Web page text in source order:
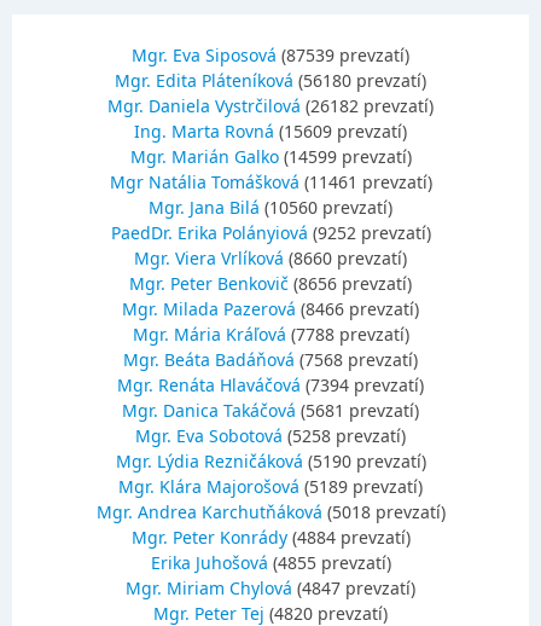
Mgr. Eva Siposová (87539 prevzatí)
Mgr. Edita Pláteníková (56180 prevzatí)
Mgr. Daniela Vystrčilová (26182 prevzatí)
Ing. Marta Rovná (15609 prevzatí)
Mgr. Marián Galko(14599 prevzatí)
Mgr Natália Tomášková (11461 prevzatí)
Mgr. Jana Bilá (10560 prevzatí)
PaedDr. Erika Polányiová (9252 prevzatí)
Mgr. Viera Vrlíková (8660 prevzatí)
Mgr. Peter Benkovič (8656 prevzatí)
Mgr. Milada Pazerová (8466 prevzatí)
Mgr. Mária Kráľová (7788 prevzatí)
Mgr. Beáta Badáňová (7568 prevzatí)
Mgr. Renáta Hlaváčová (7394 prevzatí)
Mgr. Danica Takáčová (5681 prevzatí)
Mgr. Eva Sobotová (5258 prevzatí)
Mgr. Lýdia Rezničáková (5190 prevzatí)
Mgr. Klára Majorošová (5189 prevzatí)
Mgr. Andrea Karchutňáková (5018 prevzatí)
Mgr. Peter Konrády(4884 prevzatí)
Erika Juhošová (4855 prevzatí)
Mgr. Miriam Chylová (4847 prevzatí)
Mgr. Peter Tej (4820 prevzatí)